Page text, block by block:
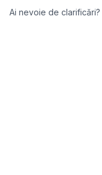
Ai nevoie de clarificări?